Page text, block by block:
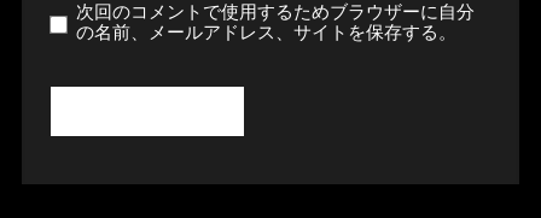
次回のコメントで使用するためブラウザーに自分
の名前、メールアドレス、サイトを保存する。